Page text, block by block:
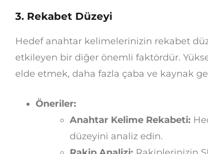
3. Rekabet Düzeyi
Hedef anahtar kelimelerinizin rekabet
etkileyen bir diğer önemli faktördür.
elde etmek, daha fazla çaba ve kaynak
Öneriler:
Anahtar Kelime Rekabeti:
düzeyini analiz edin.